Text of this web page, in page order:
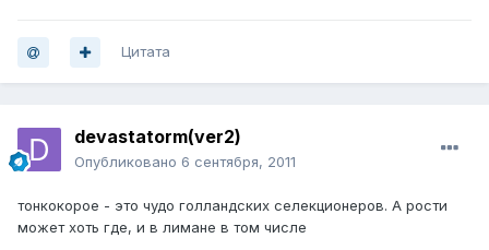
Цитата
devastatorm(ver2)
Опубликовано 6 сентября, 2011
тонкокорое - это чудо голландских селекционеров. А рости
может хоть где, и в лимане в том числе